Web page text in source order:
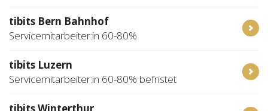
tibits Bern Bahnhof
Servicemitarbeiter:in 60-80%
tibits Luzern
Servicemitarbeiter:in 60-80% befristet